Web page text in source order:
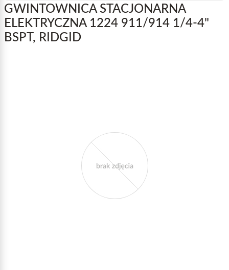
GWINTOWNICA STACJONARNA
ELEKTRYCZNA 1224 911/914 1/4-4"
BSPT, RIDGID